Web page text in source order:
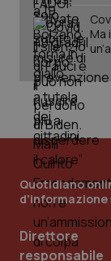
Ma
Quotidiano
d'informazione
Direttore
responsabile